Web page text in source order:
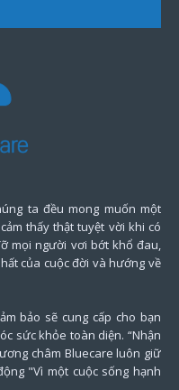
ta đều mong muốn một
thấy thật tuyệt vời khi có
mọi người vơi bớt khổ đau,
của cuộc đời và hướng về
bảo sẽ cung cấp cho bạn
sức khỏe toàn diện. “Nhận
châm Bluecare luôn giữ
"Vì một cuộc sống hạnh